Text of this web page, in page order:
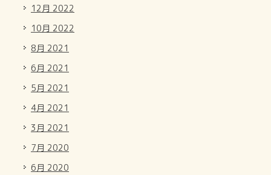
12月 2022
10月 2022
8月 2021
6月 2021
5月 2021
4月 2021
3月 2021
7月 2020
6月 2020